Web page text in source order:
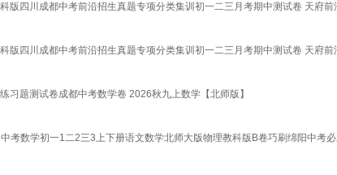
四川成都中考前沿招生真题专项分类集训初一二三月考期中测试卷 天府
四川成都中考前沿招生真题专项分类集训初一二三月考期中测试卷 天府
题测试卷成都中考数学卷 2026秋九上数学【北师版】
数学初一1二2三3上下册语文数学北师大版物理教科版B卷巧刷绵阳中考